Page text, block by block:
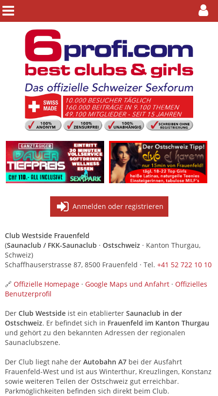
Anmelden oder registrieren
Club Westside Frauenfeld
(Saunaclub / FKK-Saunaclub · Ostschweiz · Kanton Thurgau,
Schweiz)
Schaffhauserstrasse 87, 8500 Frauenfeld · Tel. +41 52 722 10 10
🔗 Offizielle Homepage · Google Maps und Anfahrt · Offizielles
Benutzerprofil
Der Club Westside ist ein etablierter Saunaclub in der
Ostschweiz. Er befindet sich in Frauenfeld im Kanton Thurgau
und gehört zu den bekannten Adressen der regionalen
Saunaclubszene.
Der Club liegt nahe der Autobahn A7 bei der Ausfahrt
Frauenfeld-West und ist aus Winterthur, Kreuzlingen, Konstanz
sowie weiteren Teilen der Ostschweiz gut erreichbar.
Parkmöglichkeiten befinden sich direkt beim Club.